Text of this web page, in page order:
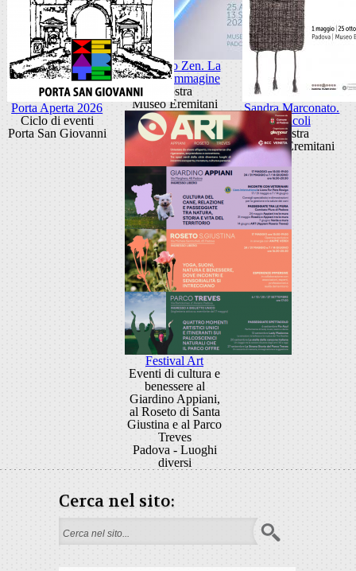
Giancarlo Zen. La
luce fa l'immagine
Mostra
Museo Eremitani
Sandra Marconato.
Oracoli
Mostra
Museo Eremitani
Porta Aperta 2026
Ciclo di eventi
Porta San Giovanni
Festival Art
Eventi di cultura e
benessere al
Giardino Appiani,
al Roseto di Santa
Giustina e al Parco
Treves
Padova - Luoghi
diversi
Cerca nel sito:
Form di ricerca